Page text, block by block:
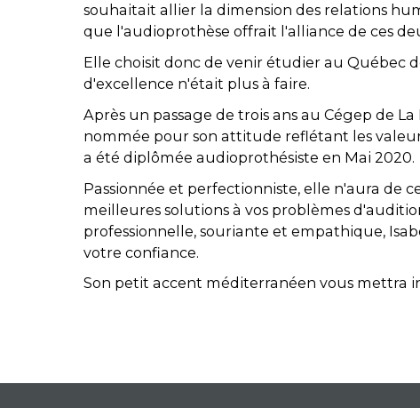
souhaitait allier la dimension des relations
que l'audioprothèse offrait l'alliance de ces
Elle choisit donc de venir étudier au Québec
d'excellence n'était plus à faire.
Après un passage de trois ans au Cégep de
nommée pour son attitude reflétant les
a été diplômée audioprothésiste en Mai 2020.
Passionnée et perfectionniste, elle n'aura de
meilleures solutions à vos problèmes
professionnelle, souriante et empathique,
votre confiance.
Son petit accent méditerranéen vous mettra